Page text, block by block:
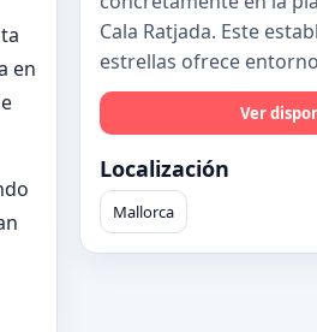
en
Cala Ratjada. Este
estrellas ofrece
Ver
Localización
Mallorca